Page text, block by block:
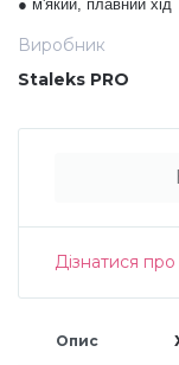
Блискітки
Блискітки
Меланж
● м'який, плавний хід
Виробник
Staleks PRO
Дізнатися
Опис